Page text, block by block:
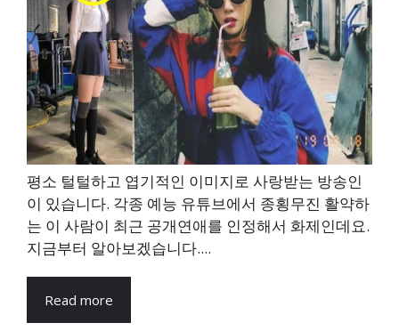
평소 털털하고 엽기적인 이미지로 사랑받는 방송인
이 있습니다. 각종 예능 유튜브에서 종횡무진 활약하
는 이 사람이 최근 공개연애를 인정해서 화제인데요.
지금부터 알아보겠습니다....
Read more